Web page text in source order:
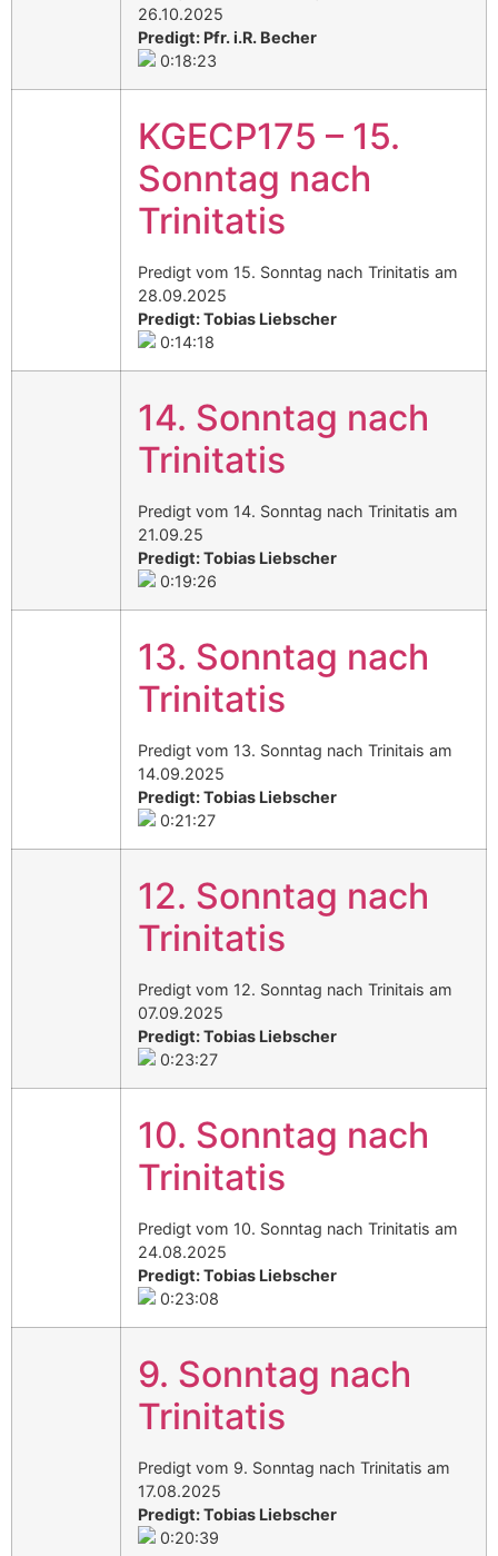
26.10.2025
Predigt: Pfr. i.R. Becher
0:18:23
KGECP175 – 15.
Sonntag nach
Trinitatis
Predigt vom 15. Sonntag nach Trinitatis am
28.09.2025
Predigt: Tobias Liebscher
0:14:18
14. Sonntag nach
Trinitatis
Predigt vom 14. Sonntag nach Trinitatis am
21.09.25
Predigt: Tobias Liebscher
0:19:26
13. Sonntag nach
Trinitatis
Predigt vom 13. Sonntag nach Trinitais am
14.09.2025
Predigt: Tobias Liebscher
0:21:27
12. Sonntag nach
Trinitatis
Predigt vom 12. Sonntag nach Trinitais am
07.09.2025
Predigt: Tobias Liebscher
0:23:27
10. Sonntag nach
Trinitatis
Predigt vom 10. Sonntag nach Trinitatis am
24.08.2025
Predigt: Tobias Liebscher
0:23:08
9. Sonntag nach
Trinitatis
Predigt vom 9. Sonntag nach Trinitatis am
17.08.2025
Predigt: Tobias Liebscher
0:20:39